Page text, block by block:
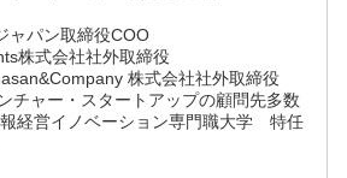
ャパン取締役COO
株式会社社外取締役
株式会社社外取締役
チャー・スタートアップの顧問先多数
経営イノベーション専門職大学 特任